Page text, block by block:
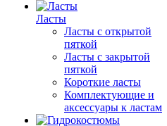
Ласты
Ласты с открытой
пяткой
Ласты с закрытой
пяткой
Короткие ласты
Комплектующие и
аксессуары к ластам